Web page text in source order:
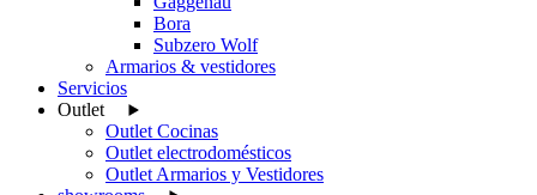
Bora
Subzero Wolf
Armarios & vestidores
Servicios
Outlet
Outlet Cocinas
Outlet electrodomésticos
Outlet Armarios y Vestidores